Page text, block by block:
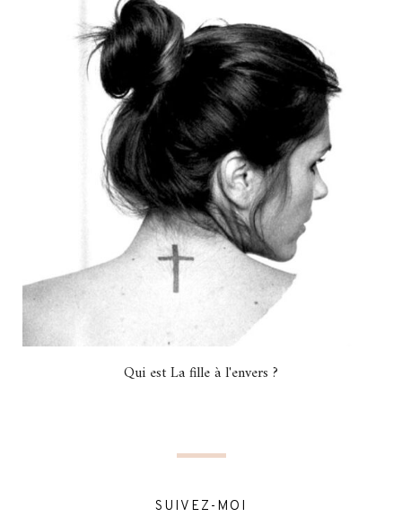
Qui est La fille à l'envers ?
SUIVEZ-MOI